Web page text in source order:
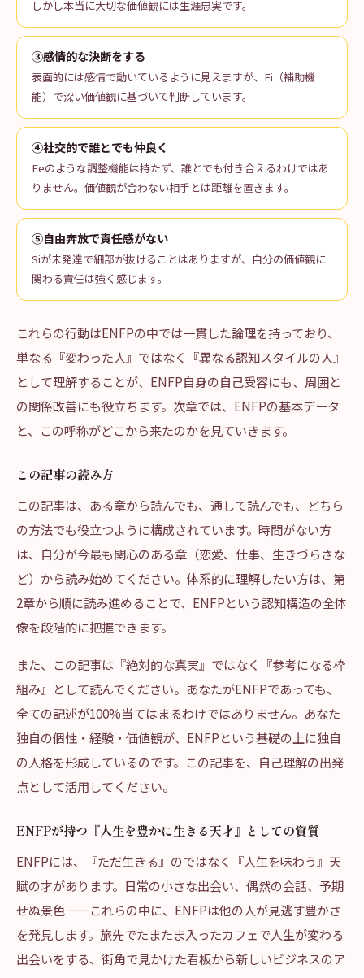
しかし本当に大切な価値観には生涯忠実です。
③感情的な決断をする
表面的には感情で動いているように見えますが、Fi（補助機
能）で深い価値観に基づいて判断しています。
④社交的で誰とでも仲良く
Feのような調整機能は持たず、誰とでも付き合えるわけではあ
りません。価値観が合わない相手とは距離を置きます。
⑤自由奔放で責任感がない
Siが未発達で細部が抜けることはありますが、自分の価値観に
関わる責任は強く感じます。
これらの行動はENFPの中では一貫した論理を持っており、
単なる『変わった人』ではなく『異なる認知スタイルの人』
として理解することが、ENFP自身の自己受容にも、周囲と
の関係改善にも役立ちます。次章では、ENFPの基本データ
と、この呼称がどこから来たのかを見ていきます。
この記事の読み方
この記事は、ある章から読んでも、通して読んでも、どちら
の方法でも役立つように構成されています。時間がない方
は、自分が今最も関心のある章（恋愛、仕事、生きづらさな
ど）から読み始めてください。体系的に理解したい方は、第
2章から順に読み進めることで、ENFPという認知構造の全体
像を段階的に把握できます。
また、この記事は『絶対的な真実』ではなく『参考になる枠
組み』として読んでください。あなたがENFPであっても、
全ての記述が100%当てはまるわけではありません。あなた
独自の個性・経験・価値観が、ENFPという基礎の上に独自
の人格を形成しているのです。この記事を、自己理解の出発
点として活用してください。
ENFPが持つ『人生を豊かに生きる天才』としての資質
ENFPには、『ただ生きる』のではなく『人生を味わう』天
賦の才があります。日常の小さな出会い、偶然の会話、予期
せぬ景色——これらの中に、ENFPは他の人が見逃す豊かさ
を発見します。旅先でたまたま入ったカフェで人生が変わる
出会いをする、街角で見かけた看板から新しいビジネスのア